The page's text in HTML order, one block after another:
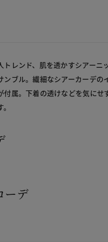
トレンド、肌を透かすシアーニ
ンブル。繊細なシアーカーデの
付属。下着の透けなどを気に
ーデ